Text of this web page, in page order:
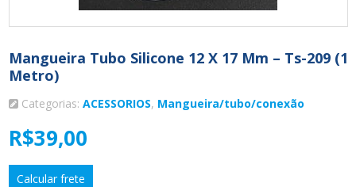
Mangueira Tubo Silicone 12 X 17 Mm – Ts-209 (1
Metro)
Categorias: ACESSORIOS, Mangueira/tubo/conexão
R$39,00
Calcular frete